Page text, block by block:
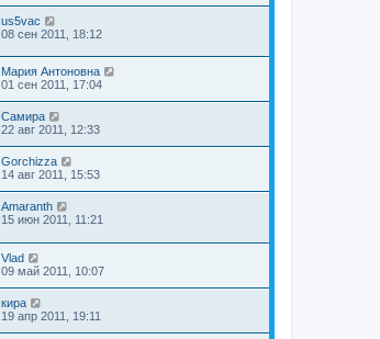
us5vac
08 сен 2011, 18:12
Мария Антоновна
01 сен 2011, 17:04
Самира
22 авг 2011, 12:33
Gorchizza
14 авг 2011, 15:53
Amaranth
15 июн 2011, 11:21
Vlad
09 май 2011, 10:07
кира
19 апр 2011, 19:11